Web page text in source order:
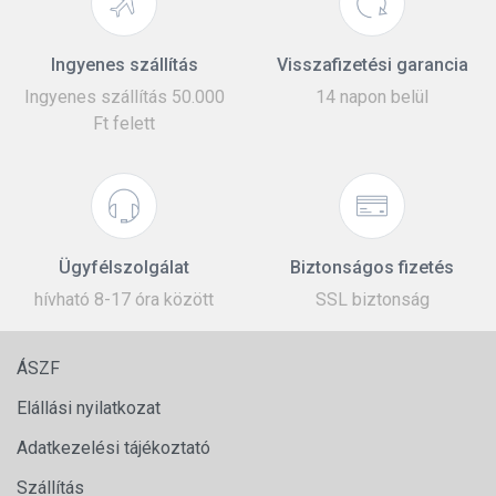
Ingyenes szállítás
Ingyenes szállítás 50.000
Ft felett
Visszafizetési garancia
14 napon belül
Ügyfélszolgálat
hívható 8-17 óra között
Biztonságos fizetés
SSL biztonság
ÁSZF
Elállási nyilatkozat
Adatkezelési tájékoztató
Szállítás